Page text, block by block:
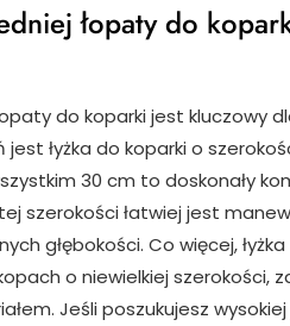
łopaty do
do koparki jest kluczowy
łyżka do koparki o
30 cm to doskonały
szerokości łatwiej jest
głębokości. Co więcej,
o niewielkiej szerokości,
Jeśli poszukujesz